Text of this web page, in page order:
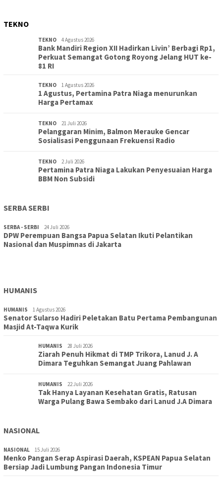
TEKNO
TEKNO 4 Agustus 2026
Bank Mandiri Region XII Hadirkan Livin’ Berbagi Rp1,
Perkuat Semangat Gotong Royong Jelang HUT ke-
81 RI
TEKNO 1 Agustus 2026
1 Agustus, Pertamina Patra Niaga menurunkan
Harga Pertamax
TEKNO 21 Juli 2026
Pelanggaran Minim, Balmon Merauke Gencar
Sosialisasi Penggunaan Frekuensi Radio
TEKNO 2 Juli 2026
Pertamina Patra Niaga Lakukan Penyesuaian Harga
BBM Non Subsidi
SERBA SERBI
SERBA - SERBI 24 Juli 2026
DPW Perempuan Bangsa Papua Selatan Ikuti Pelantikan
Nasional dan Muspimnas di Jakarta
TOPIK 30 Juli 2026
Wujudkan Sekolah Adiwiyata:SD Inpres Polder Merauke
HUMANIS
HUMANIS 1 Agustus 2026
Senator Sularso Hadiri Peletakan Batu Pertama Pembangunan
Masjid At-Taqwa Kurik
HUMANIS 28 Juli 2026
Ziarah Penuh Hikmat di TMP Trikora, Lanud J. A
Dimara Teguhkan Semangat Juang Pahlawan
HUMANIS 22 Juli 2026
Tak Hanya Layanan Kesehatan Gratis, Ratusan
Warga Pulang Bawa Sembako dari Lanud J.A Dimara
NASIONAL
NASIONAL 15 Juli 2026
Menko Pangan Serap Aspirasi Daerah, KSPEAN Papua Selatan
Bersiap Jadi Lumbung Pangan Indonesia Timur